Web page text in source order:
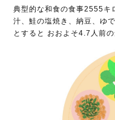
典型的な和食の食事2555キ
汁、鮭の塩焼き、納豆、ゆ
とすると おおよそ4.7人前